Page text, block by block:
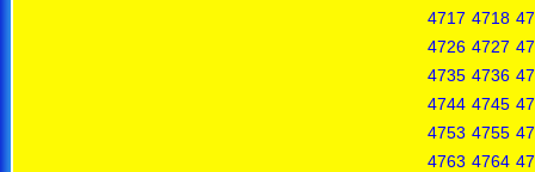
4717 4718
4726 4727
4735 4736
4744 4745
4753 4755
4763 4764